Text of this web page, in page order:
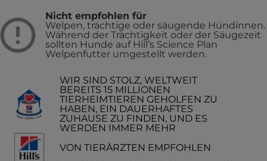
Nicht empfohlen für
Welpen, trächtige oder säugende Hündinnen.
Während der Trächtigkeit oder der Säugezeit
sollten Hunde auf Hill’s Science Plan
Welpenfutter umgestellt werden.
WIR SIND STOLZ, WELTWEIT
BEREITS 15 MILLIONEN
TIERHEIMTIEREN GEHOLFEN ZU
HABEN, EIN DAUERHAFTES
ZUHAUSE ZU FINDEN, UND ES
WERDEN IMMER MEHR
VON TIERÄRZTEN EMPFOHLEN